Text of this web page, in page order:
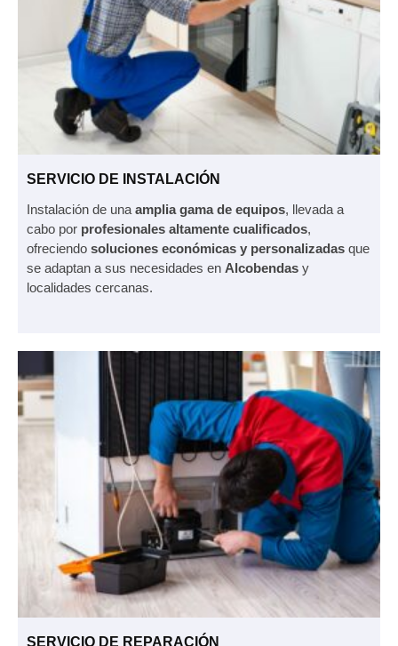
SERVICIO DE INSTALACIÓN
Instalación de unaamplia gama de equipos, llevada a
cabo por profesionales altamente cualificados,
ofreciendo soluciones económicas y personalizadas que
se adaptan a sus necesidades en Alcobendas y
localidades cercanas.
SERVICIO DE REPARACIÓN